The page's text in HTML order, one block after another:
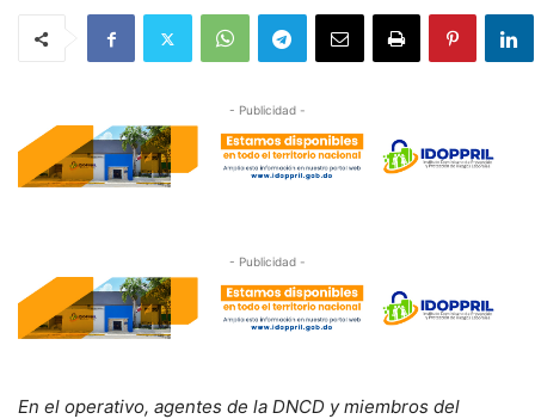
- Publicidad -
- Publicidad -
En el operativo, agentes de la DNCD y miembros del